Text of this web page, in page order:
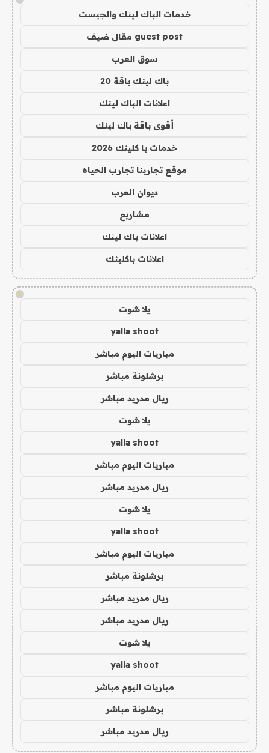
خدمات الباك لينك والجيست
guest post مقال ضيف
سوق العرب
باك لينك باقة 20
اعلانات الباك لينك
أقوى باقة باك لينك
خدمات با كلينك 2026
موقع تجاربنا تجارب الحياه
ديوان العرب
مشاريع
اعلانات باك لينك
اعلانات باكلينك
!
يلا شوت
yalla shoot
مباريات اليوم مباشر
برشلونة مباشر
ريال مدريد مباشر
يلا شوت
yalla shoot
مباريات اليوم مباشر
ريال مدريد مباشر
يلا شوت
yalla shoot
مباريات اليوم مباشر
برشلونة مباشر
ريال مدريد مباشر
ريال مدريد مباشر
يلا شوت
yalla shoot
مباريات اليوم مباشر
برشلونة مباشر
ريال مدريد مباشر